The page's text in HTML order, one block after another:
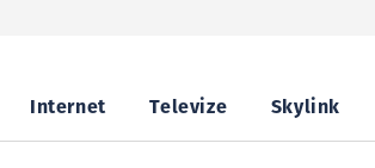
Internet Televize Skylink